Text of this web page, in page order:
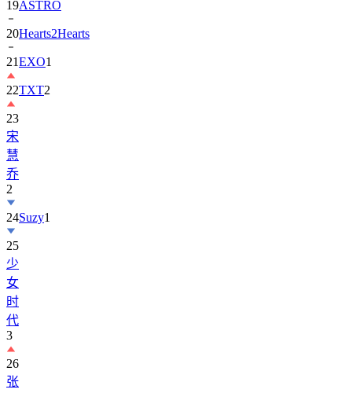
19ASTRO
20Hearts2Hearts
21EXO1
22TXT2
23
宋
慧
乔
2
24Suzy1
25
少
女
时
代
3
26
张